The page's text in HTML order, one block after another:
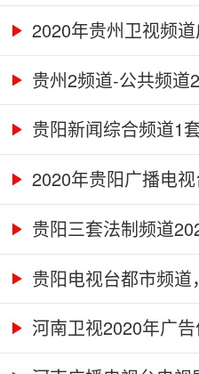
2020年贵州卫视频
贵州2频道-公共频道
贵阳新闻综合频道1
2020年贵阳广播电
贵阳三套法制频道
贵阳电视台都市频
道...河南卫视2020年广